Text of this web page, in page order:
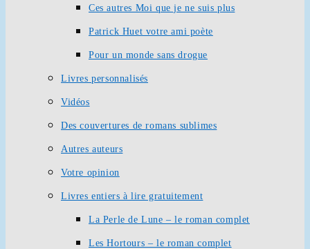
Ces autres Moi que je ne suis plus
Patrick Huet votre ami poète
Pour un monde sans drogue
Livres personnalisés
Vidéos
Des couvertures de romans sublimes
Autres auteurs
Votre opinion
Livres entiers à lire gratuitement
La Perle de Lune – le roman complet
Les Hortours – le roman complet